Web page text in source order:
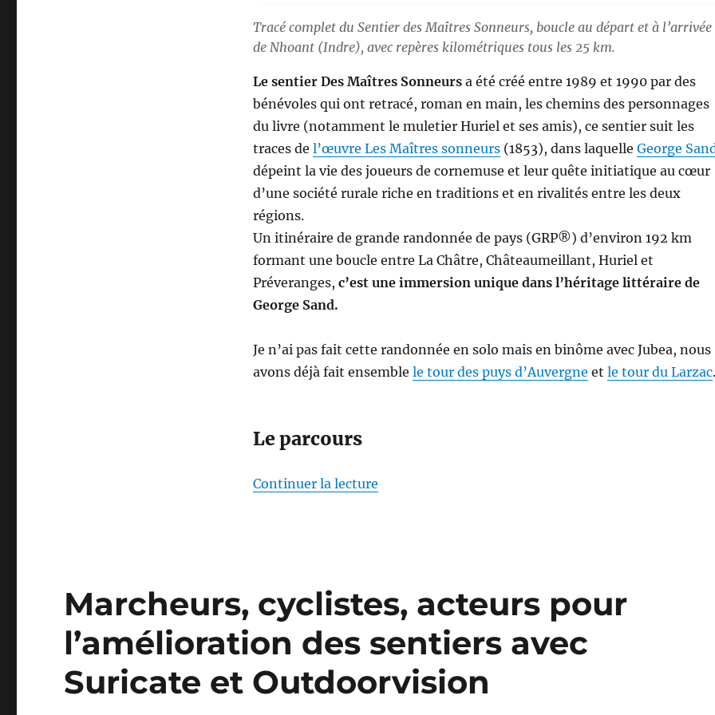
Tracé complet du Sentier des Maîtres Sonneurs, boucle au départ et à l’arrivée
de Nhoant (Indre), avec repères kilométriques tous les 25 km.
Le sentier Des Maîtres Sonneursa été créé entre 1989 et 1990 par des
bénévoles qui ont retracé, roman en main, les chemins des personnages
du livre (notamment le muletier Huriel et ses amis), ce sentier suit les
traces de l’œuvre Les Maîtres sonneurs(1853), dans laquelle George
dépeint la vie des joueurs de cornemuse et leur quête initiatique au cœur
d’une société rurale riche en traditions et en rivalités entre les deux
régions.
Un itinéraire de grande randonnée de pays (GRP®) d’environ 192 km
formant une boucle entre La Châtre, Châteaumeillant, Huriel et
Préveranges, c’est une immersion unique dans l’héritage littéraire de
George Sand.
Je n’ai pas fait cette randonnée en solo mais en binôme avec Jubea, nous
avons déjà fait ensemble le tour des puys d’Auvergne et le tour du Larzac.
Le parcours
Continuer la lecturede « S26E04 – Randonner sur les Pas des Maîtres
Marcheurs, cyclistes, acteurs pour
l’amélioration des sentiers avec
Suricate et Outdoorvision